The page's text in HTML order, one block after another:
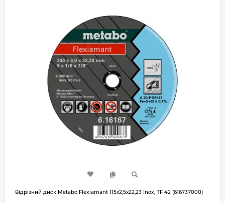
Відрізний диск Metabo Flexiamant 115х2,5х22,23 Inox, TF 42 (616737000)